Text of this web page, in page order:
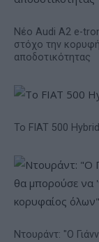
Νέο Audi A2 e-
στόχο την
αποδοτικότητας
Το FIAT 500
Ντουράντ: "Ο